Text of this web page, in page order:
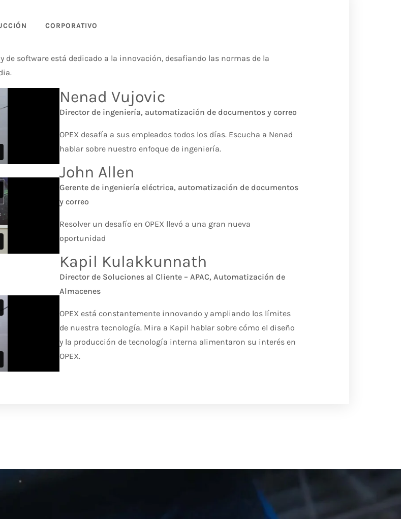
CORPORATIVO
software está dedicado a la innovación, desafiando las normas de la
Nenad Vujovic
Director de ingeniería, automatización de documentos y correo
OPEX desafía a sus empleados todos los días. Escucha a Nenad
hablar sobre nuestro enfoque de ingeniería.
John Allen
Gerente de ingeniería eléctrica, automatización de documentos
y correo
Resolver un desafío en OPEX llevó a una gran nueva
oportunidad
Kapil Kulakkunnath
Director de Soluciones al Cliente – APAC, Automatización de
Almacenes
OPEX está constantemente innovando y ampliando los límites
de nuestra tecnología. Mira a Kapil hablar sobre cómo el diseño
y la producción de tecnología interna alimentaron su interés en
OPEX.